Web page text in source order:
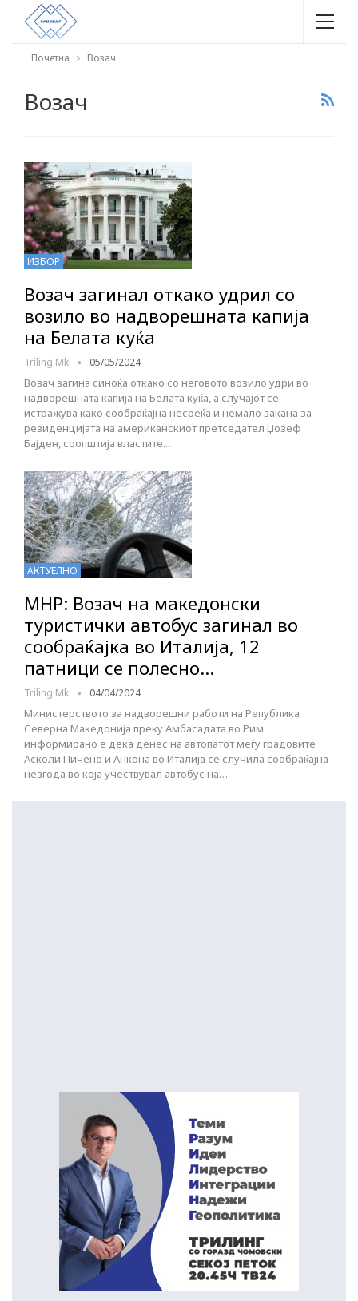
Почетна Возач
Возач
ИЗБОР
Возач загинал откако удрил со
возило во надворешната капија
на Белата куќа
Triling Mk 05/05/2024
Возач загина синоќа откако со неговото возило удри во
надворешната капија на Белата куќа, а случајот се
истражува како сообраќајна несреќа и немало закана за
резиденцијата на американскиот претседател Џозеф
Бајден, соопштија властите.…
АКТУЕЛНО
МНР: Возач на македонски
туристички автобус загинал во
сообраќајка во Италија, 12
патници се полесно…
Triling Mk 04/04/2024
Министерството за надворешни работи на Република
Северна Македонија преку Амбасадата во Рим
информирано е дека денес на автопатот меѓу градовите
Асколи Пичено и Анкона во Италија се случила сообраќајна
незгода во која учествувал автобус на…